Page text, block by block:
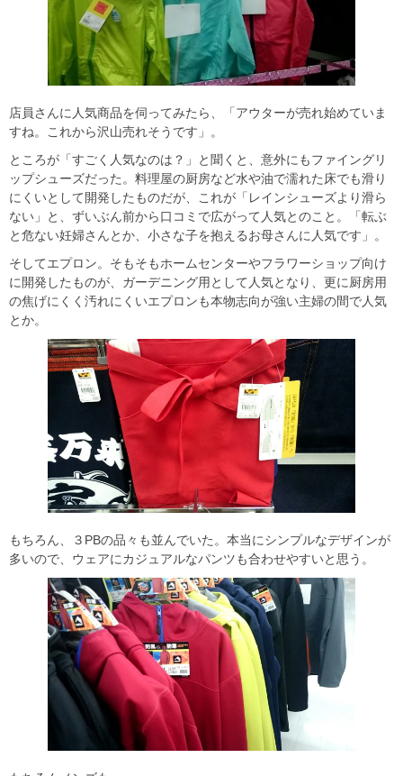
店員さんに人気商品を伺ってみたら、「アウターが売れ始めていま
すね。これから沢山売れそうです」。
ところが「すごく人気なのは？」と聞くと、意外にもファイングリ
ップシューズだった。料理屋の厨房など水や油で濡れた床でも滑り
にくいとして開発したものだが、これが「レインシューズより滑ら
ない」と、ずいぶん前から口コミで広がって人気とのこと。「転ぶ
と危ない妊婦さんとか、小さな子を抱えるお母さんに人気です」。
そしてエプロン。そもそもホームセンターやフラワーショップ向け
に開発したものが、ガーデニング用として人気となり、更に厨房用
の焦げにくく汚れにくいエプロンも本物志向が強い主婦の間で人気
とか。
もちろん、３PBの品々も並んでいた。本当にシンプルなデザインが
多いので、ウェアにカジュアルなパンツも合わせやすいと思う。